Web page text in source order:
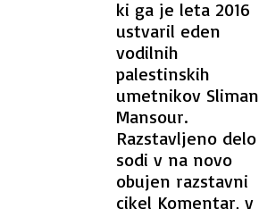
ki ga je leta 2016
ustvaril eden
vodilnih
palestinskih
umetnikov Sliman
Mansour.
Razstavljeno delo
sodi v na novo
obujen razstavni
cikel Komentar, v